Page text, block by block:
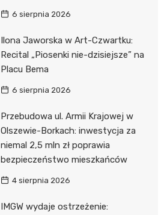
6 sierpnia 2026
Ilona Jaworska w Art-Czwartku:
Recital „Piosenki nie-dzisiejsze” na
Placu Bema
6 sierpnia 2026
Przebudowa ul. Armii Krajowej w
Olszewie-Borkach: inwestycja za
niemal 2,5 mln zł poprawia
bezpieczeństwo mieszkańców
4 sierpnia 2026
IMGW wydaje ostrzeżenie: